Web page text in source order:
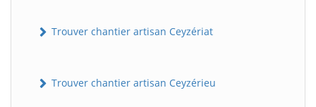
Trouver chantier artisan Ceyzériat
Trouver chantier artisan Ceyzérieu